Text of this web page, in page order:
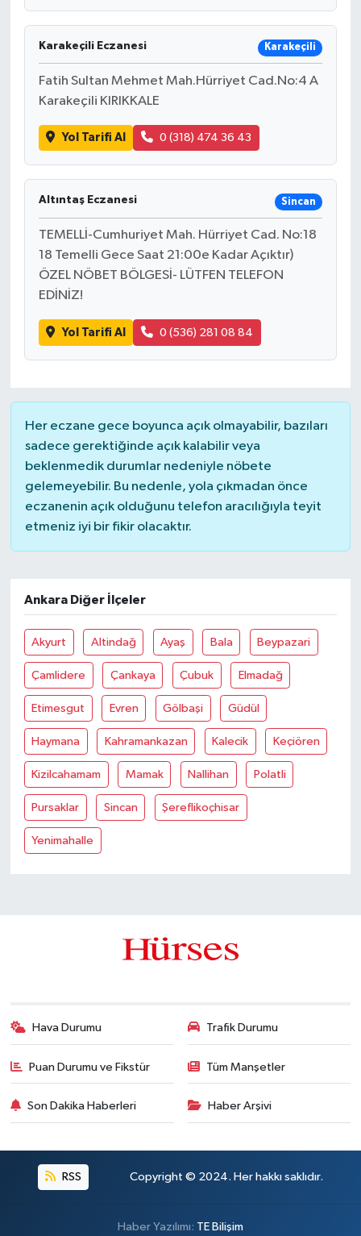
Karakeçili Eczanesi Karakeçili
Fatih Sultan Mehmet Mah.Hürriyet Cad.No:4 A
Karakeçili KIRIKKALE
Yol Tarifi Al 0 (318) 474 36 43
Altıntaş Eczanesi Sincan
TEMELLİ-Cumhuriyet Mah. Hürriyet Cad. No:18
18 Temelli Gece Saat 21:00e Kadar Açıktır)
ÖZEL NÖBET BÖLGESİ- LÜTFEN TELEFON
EDİNİZ!
Yol Tarifi Al 0 (536) 281 08 84
Her eczane gece boyunca açık olmayabilir, bazıları
sadece gerektiğinde açık kalabilir veya
beklenmedik durumlar nedeniyle nöbete
gelemeyebilir. Bu nedenle, yola çıkmadan önce
eczanenin açık olduğunu telefon aracılığıyla teyit
etmeniz iyi bir fikir olacaktır.
Ankara Diğer İlçeler
Akyurt Altindağ Ayaş Bala Beypazari
Çamlidere Çankaya Çubuk Elmadağ
Etimesgut Evren Gölbaşi Güdül
Haymana Kahramankazan Kalecik Keçiören
Kizilcahamam Mamak Nallihan Polatli
Pursaklar Sincan Şereflikoçhisar
Yenimahalle
Hava Durumu Trafik Durumu
Puan Durumu ve Fikstür Tüm Manşetler
Son Dakika Haberleri Haber Arşivi
RSS Copyright © 2024. Her hakkı saklıdır.
Haber Yazılımı: TE Bilişim